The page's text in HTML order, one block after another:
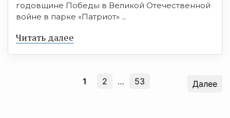
годовщине Победы в Великой Отечественной
войне в парке «Патриот» ...
Читать далее
1 2 … 53 Далее